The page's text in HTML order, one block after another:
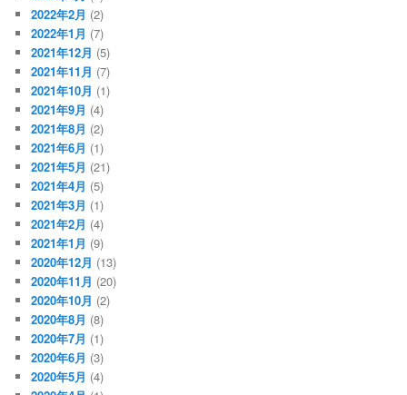
2022年2月 (2)
2022年1月 (7)
2021年12月 (5)
2021年11月 (7)
2021年10月 (1)
2021年9月 (4)
2021年8月 (2)
2021年6月 (1)
2021年5月 (21)
2021年4月 (5)
2021年3月 (1)
2021年2月 (4)
2021年1月 (9)
2020年12月 (13)
2020年11月 (20)
2020年10月 (2)
2020年8月 (8)
2020年7月 (1)
2020年6月 (3)
2020年5月 (4)